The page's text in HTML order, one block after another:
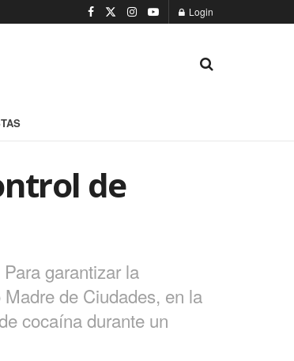
Login
de
garantizar la
de Ciudades, en la
cocaína durante un